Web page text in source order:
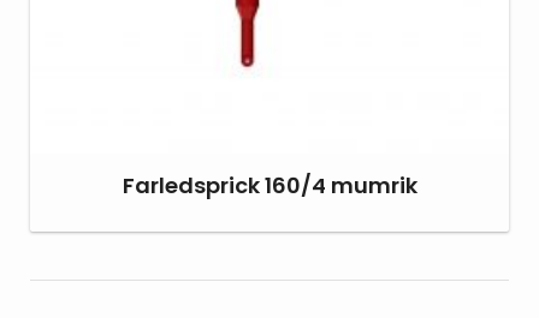
Farledsprick 160/4 mumrik